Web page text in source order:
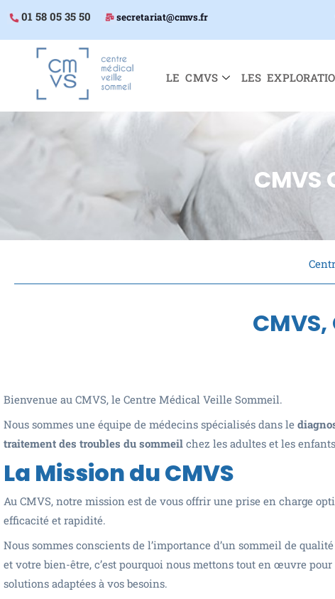
01 58 05 35 50 secretariat@cmvs.fr
LE CMVS LES
CMVS
Bienvenue au CMVS, le Centre Médical Veille Sommeil.
Nous sommes une équipe de médecins spécialisés dans le
traitement des troubles du sommeil chez les adultes et les
La Mission du CMVS
Au CMVS, notre mission est de vous offrir une prise en charge
efficacité et rapidité.
Nous sommes conscients de l’importance d’un sommeil de
et votre bien-être, c’est pourquoi nous mettons tout en œuvre
solutions adaptées à vos besoins.